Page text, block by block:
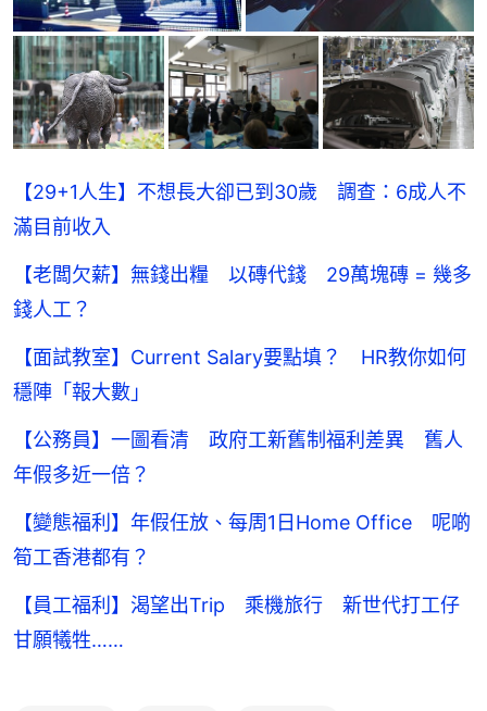
【29+1人生】不想長大卻已到30歲 調查：6成人不
滿目前收入
【老闆欠薪】無錢出糧 以磚代錢 29萬塊磚 = 幾多
錢人工？
【面試教室】Current Salary要點填？ HR教你如何
穩陣「報大數」
【公務員】一圖看清 政府工新舊制福利差異 舊人
年假多近一倍？
【變態福利】年假任放、每周1日Home Office 呢啲
筍工香港都有？
【員工福利】渴望出Trip 乘機旅行 新世代打工仔
甘願犧牲……